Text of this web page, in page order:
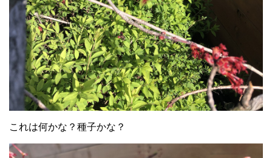
これは何かな？種子かな？